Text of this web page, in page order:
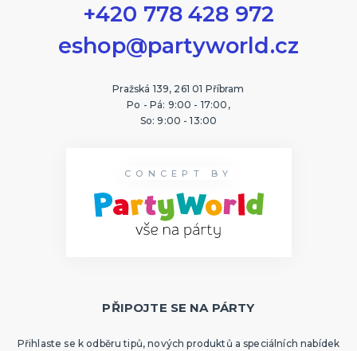
+420 778 428 972
eshop@partyworld.cz
Pražská 139, 261 01 Příbram
Po - Pá: 9:00 - 17:00,
So: 9:00 - 13:00
CONCEPT BY
PŘIPOJTE SE NA PÁRTY
Přihlaste se k odběru tipů, nových produktů a speciálních nabídek